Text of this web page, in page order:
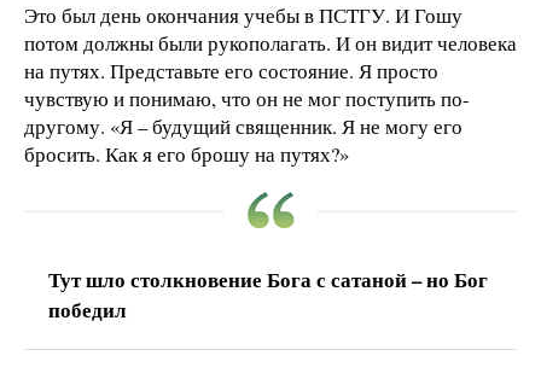
Это был день окончания учебы в ПСТГУ. И Гошу
потом должны были рукополагать. И он видит человека
на путях. Представьте его состояние. Я просто
чувствую и понимаю, что он не мог поступить по-
другому. «Я – будущий священник. Я не могу его
бросить. Как я его брошу на путях?»
Тут шло столкновение Бога с сатаной – но Бог
победил